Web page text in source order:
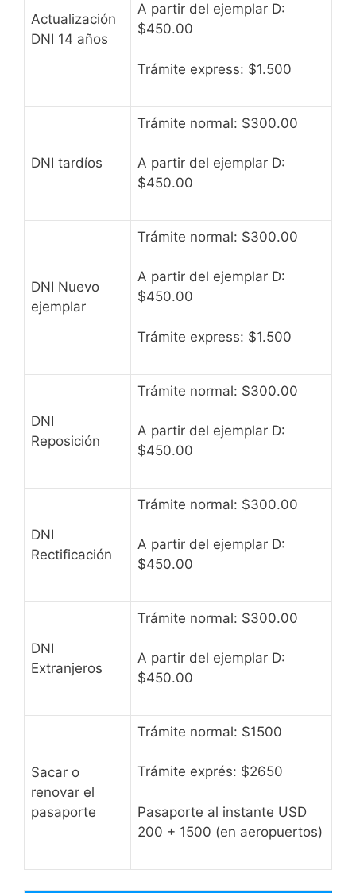
Actualización
DNI 14 años
A partir del ejemplar D:
$450.00
Trámite express: $1.500
DNI tardíos
Trámite normal: $300.00
A partir del ejemplar D:
$450.00
DNI Nuevo
ejemplar
Trámite normal: $300.00
A partir del ejemplar D:
$450.00
Trámite express: $1.500
DNI
Reposición
Trámite normal: $300.00
A partir del ejemplar D:
$450.00
DNI
Rectificación
Trámite normal: $300.00
A partir del ejemplar D:
$450.00
DNI
Extranjeros
Trámite normal: $300.00
A partir del ejemplar D:
$450.00
Sacar o
renovar el
pasaporte
Trámite normal: $1500
Trámite exprés: $2650
Pasaporte al instante USD
200 + 1500 (en aeropuertos)